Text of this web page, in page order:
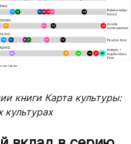
книги Карта культуры:
культурах